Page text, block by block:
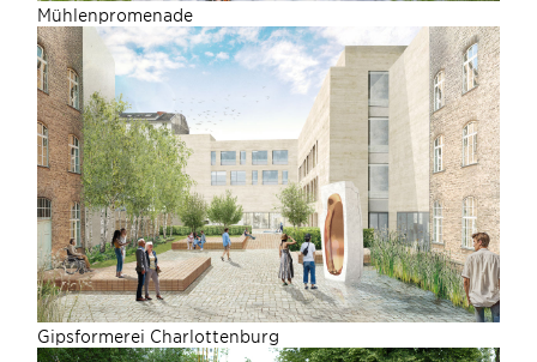
Mühlenpromenade
Gipsformerei Charlottenburg